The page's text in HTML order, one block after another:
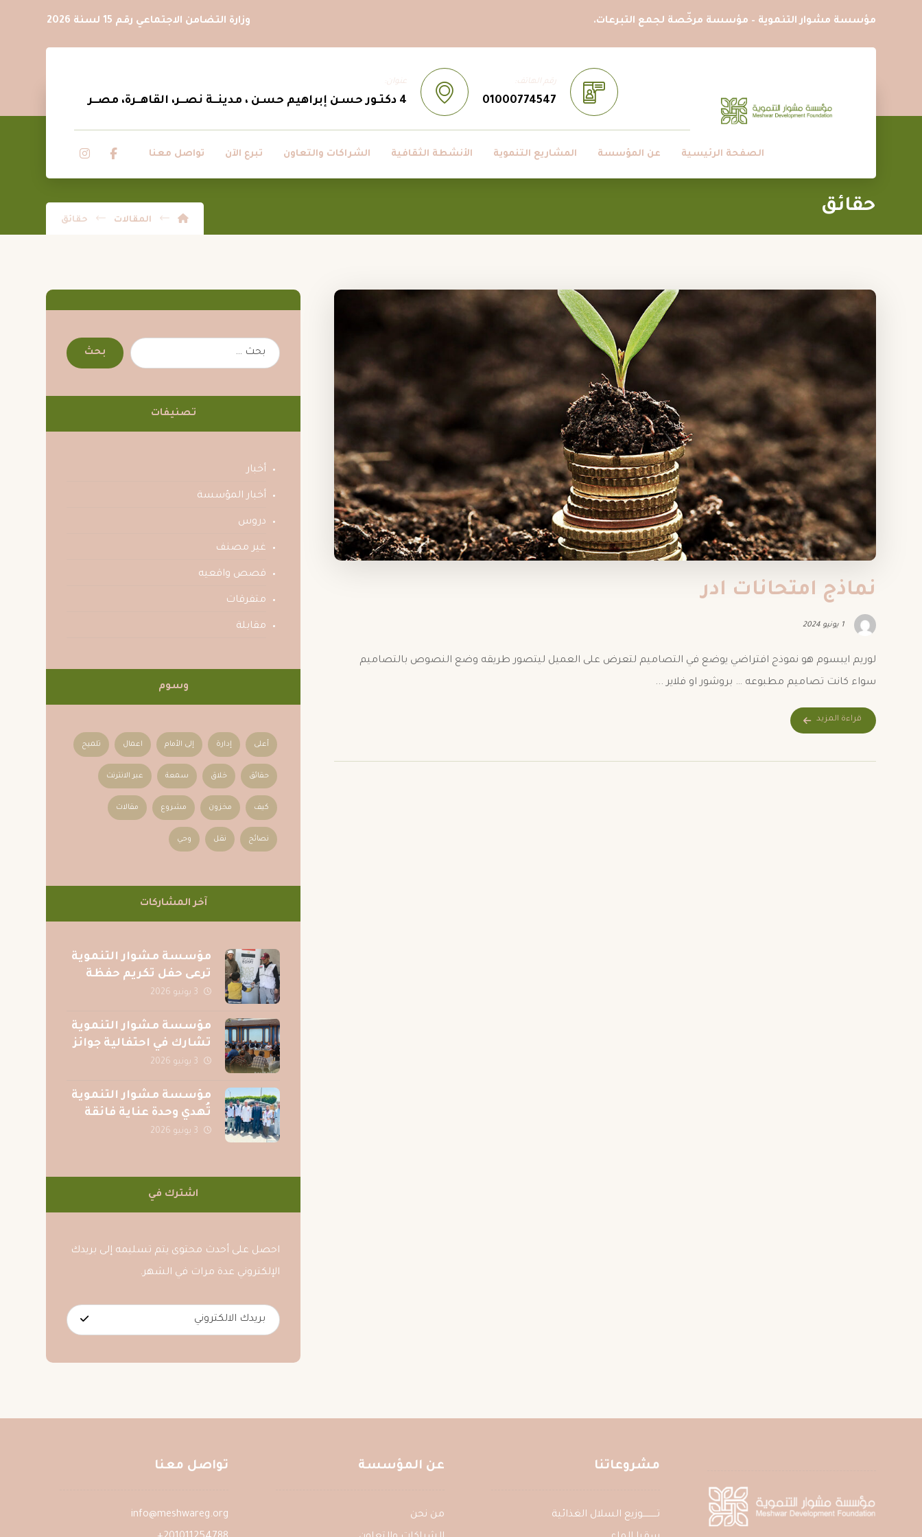
مؤسسة مشوار التنموية – مؤسسة مرخّصة لجمع التبرعات. وزارة التضامن الاجتماعي رقم 15 لسنة 2026
عنوان:
4 دكتـور حسـن إبراهيم حسـن ، مدينــة نصــر، القاهــرة، مصــر
رقم الهاتف:
01000774547
الصفحة الرئيسية عن المؤسسة المشاريع التنموية الأنشطة الثقافية الشراكات والتعاون تبرع الآن تواصل معنا
حقائق
المقالات حقائق
نماذج امتحانات ادر
1 يونيو 2024
لوريم ايبسوم هو نموذج افتراضي يوضع في التصاميم لتعرض على العميل ليتصور طريقه وضع النصوص بالتصاميم
سواء كانت تصاميم مطبوعه … بروشور او فلاير ...
قراءة المزيد
تصنيفات
أخبار
أخبار المؤسسة
دروس
غير مصنف
قصص واقعيه
متفرقات
مقابلة
وسوم
أعلى إدارة إلى الأمام اعمال تلميح
حقائق خلاق سمعة عبر الانترنت
كيف مخزون مشروع مقالات
نصائح نقل وحي
آخر المشاركات
مؤسسة مشوار التنموية
ترعى حفل تكريم حفظة
القرآن الكريم بقرية الصف
3 يونيو 2026
مؤسسة مشوار التنموية
تشارك في احتفالية جوائز
المسابقة الرمضانية
3 يونيو 2026
مؤسسة مشوار التنموية
تُهدي وحدة عناية فائقة
متكاملة لمركز الكبد
3 يونيو 2026
اشترك في
احصل على أحدث محتوى يتم تسليمه إلى بريدك
الإلكتروني عدة مرات في الشهر.
مشروعاتنا
تــــــــــوزيع السلال الغذائية
عن المؤسسة
من نحن
تواصل معنا
info@meshwareg.org